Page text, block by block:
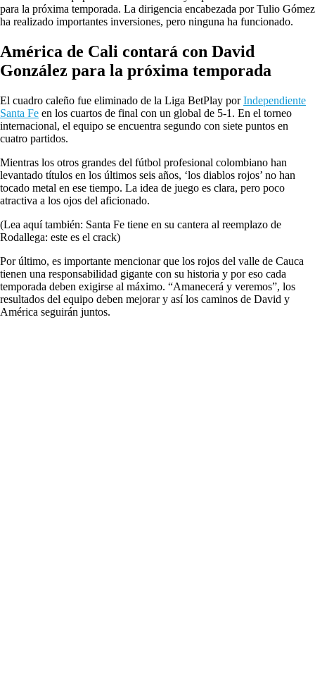
para la próxima temporada. La dirigencia encabezada por Tulio Gómez
ha realizado importantes inversiones, pero ninguna ha funcionado.
América de Cali contará con David
González para la próxima temporada
El cuadro caleño fue eliminado de la Liga BetPlay porIndependiente
Santa Fe en los cuartos de final con un global de 5-1. En el torneo
internacional, el equipo se encuentra segundo con siete puntos en
cuatro partidos.
Mientras los otros grandes del fútbol profesional colombiano han
levantado títulos en los últimos seis años, ‘los diablos rojos’ no han
tocado metal en ese tiempo. La idea de juego es clara, pero poco
atractiva a los ojos del aficionado.
(Lea aquí también: Santa Fe tiene en su cantera al reemplazo de
Rodallega: este es el crack)
Por último, es importante mencionar que los rojos del valle de Cauca
tienen una responsabilidad gigante con su historia y por eso cada
temporada deben exigirse al máximo. “Amanecerá y veremos”, los
resultados del equipo deben mejorar y así los caminos de David y
América seguirán juntos.